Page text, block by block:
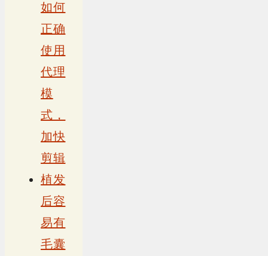
如何
正确
使用
代理
模
式，
加快
剪辑
植发
后容
易有
毛囊